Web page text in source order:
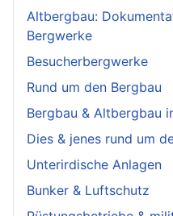
Altbergbau:
Bergwerke
Besucherbergwerke
Rund um den Bergbau
Bergbau & Altbergbau
Dies & jenes rund um
Unterirdische Anlagen
Bunker & Luftschutz